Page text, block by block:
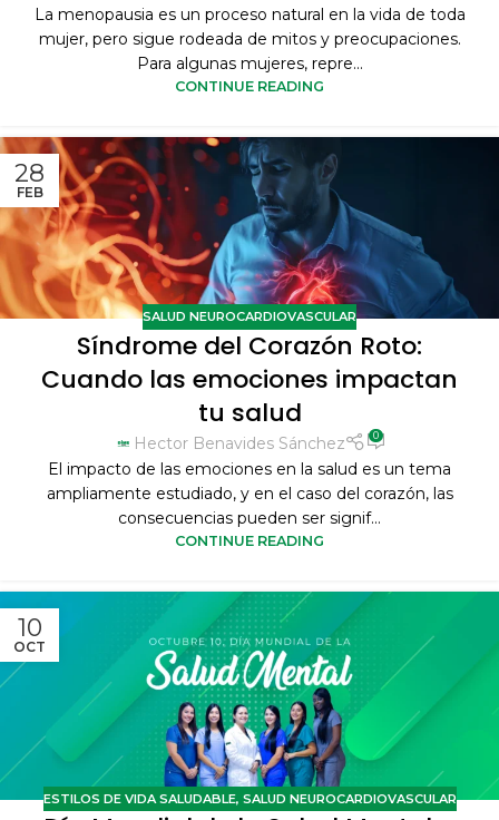
La menopausia es un proceso natural en la vida de toda
mujer, pero sigue rodeada de mitos y preocupaciones.
Para algunas mujeres, repre...
CONTINUE READING
28
FEB
SALUD NEUROCARDIOVASCULAR
Síndrome del Corazón Roto:
Cuando las emociones impactan
tu salud
Hector Benavides Sánchez 0
El impacto de las emociones en la salud es un tema
ampliamente estudiado, y en el caso del corazón, las
consecuencias pueden ser signif...
CONTINUE READING
10
OCT
ESTILOS DE VIDA SALUDABLE, SALUD NEUROCARDIOVASCULAR